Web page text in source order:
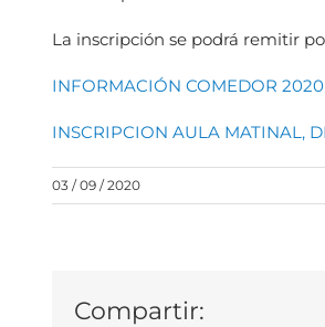
La inscripción se podrá remitir
INFORMACIÓN COMEDOR 2020
INSCRIPCION AULA MATINAL,
03 / 09 / 2020
Compartir: